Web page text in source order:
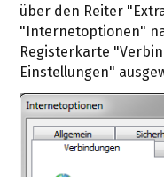
über den Reiter
"Internetoptionen"
Registerkarte
Einstellungen"